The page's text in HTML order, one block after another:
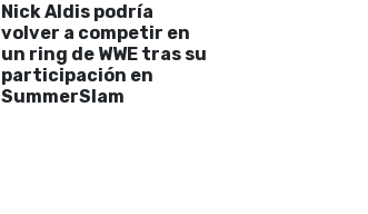
Nick Aldis podría
volver a competir en
un ring de WWE tras su
participación en
SummerSlam